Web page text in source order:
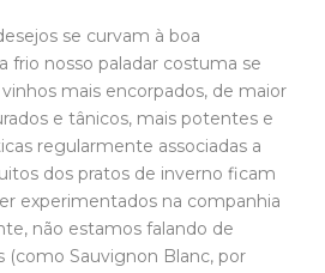
se curvam à boa
frio nosso paladar costuma se
mais encorpados, de maior
e tânicos, mais potentes e
regularmente associadas a
dos pratos de inverno ficam
experimentados na companhia
não estamos falando de
(como Sauvignon Blanc, por